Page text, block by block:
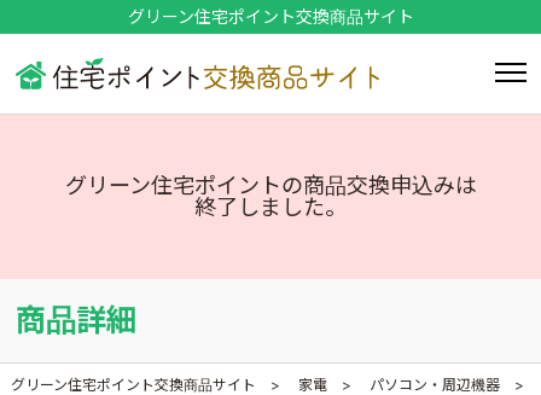
グリーン住宅ポイント交換商品サイト
グリーン住宅ポイントの商品交換申込みは
終了しました。
商品詳細
グリーン住宅ポイント交換商品サイト 家電 パソコン・周辺機器